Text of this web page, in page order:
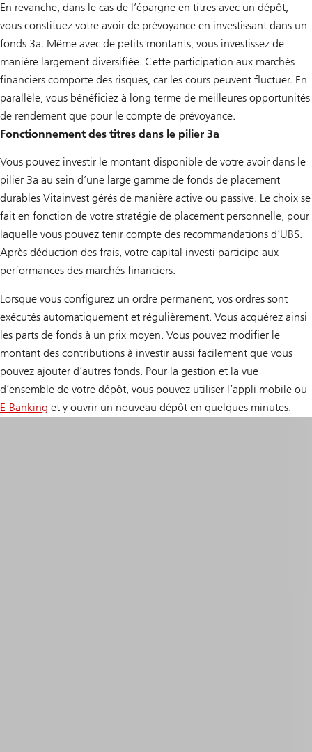
En revanche, dans le cas de l’épargne en titres avec un dépôt,
vous constituez votre avoir de prévoyance en investissant dans un
fonds 3a. Même avec de petits montants, vous investissez de
manière largement diversifiée. Cette participation aux marchés
financiers comporte des risques, car les cours peuvent fluctuer. En
parallèle, vous bénéficiez à long terme de meilleures opportunités
de rendement que pour le compte de prévoyance.
Fonctionnement des titres dans le pilier 3a
Vous pouvez investir le montant disponible de votre avoir dans le
pilier 3a au sein d’une large gamme de fonds de placement
durables Vitainvest gérés de manière active ou passive. Le choix se
fait en fonction de votre stratégie de placement personnelle, pour
laquelle vous pouvez tenir compte des recommandations d’UBS.
Après déduction des frais, votre capital investi participe aux
performances des marchés financiers.
Lorsque vous configurez un ordre permanent, vos ordres sont
exécutés automatiquement et régulièrement. Vous acquérez ainsi
les parts de fonds à un prix moyen. Vous pouvez modifier le
montant des contributions à investir aussi facilement que vous
pouvez ajouter d’autres fonds. Pour la gestion et la vue
d’ensemble de votre dépôt, vous pouvez utiliser l’appli mobile ou
E-Banking et y ouvrir un nouveau dépôt en quelques minutes.